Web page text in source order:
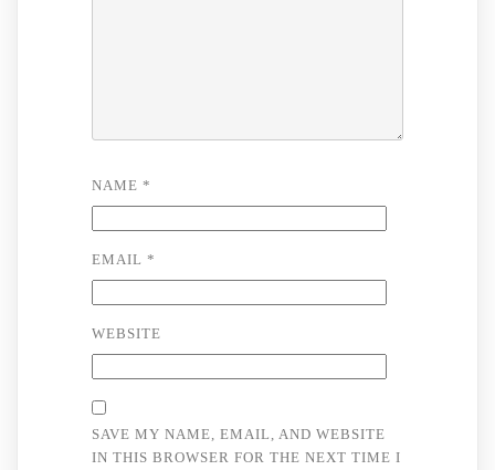
NAME *
EMAIL *
WEBSITE
SAVE MY NAME, EMAIL, AND WEBSITE
IN THIS BROWSER FOR THE NEXT TIME I